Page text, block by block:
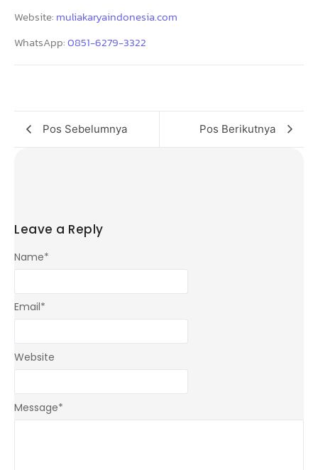
Website: muliakaryaindonesia.com
WhatsApp:0851-6279-3322
Pos Sebelumnya Pos Berikutnya
Leave a Reply
Message*
Name*
Email*
Website